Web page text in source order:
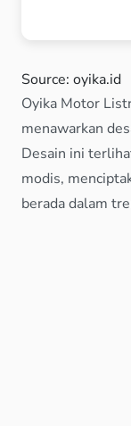
Source: oyika.id
Oyika Motor
menawarkan
Desain ini
modis,
berada dalam